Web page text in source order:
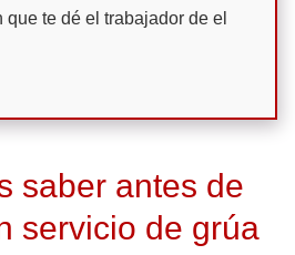
te dé el trabajador de el
saber antes de
servicio de grúa